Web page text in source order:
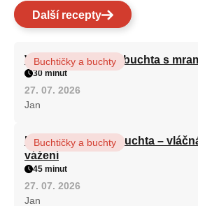
Další recepty
Vláčná olejová litá buchta s
Buchtičky a buchty
30 minut
27. 07. 2026
Jan
Hrnková maková buchta –
vážení
Buchtičky a buchty
45 minut
27. 07. 2026
Jan